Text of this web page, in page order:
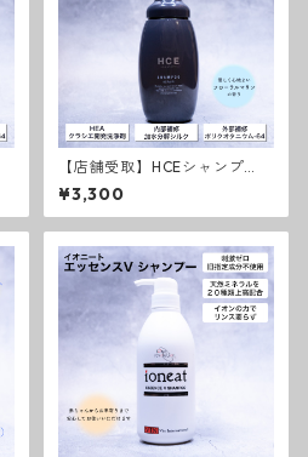
【店舗受取】HCEシャンプ
ー リペアライン
¥3,300